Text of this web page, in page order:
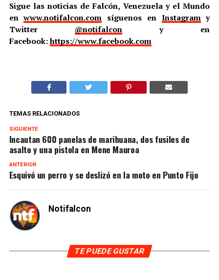
Sigue las noticias de Falcón, Venezuela y el Mundo
enwww.notifalcon.com síguenos en Instagramy
Twitter @notifalcony en
Facebook:https://www.facebook.com
TEMAS RELACIONADOS
SIGUIENTE
Incautan 600 panelas de marihuana, dos fusiles de
asalto y una pistola en Mene Mauroa
ANTERIOR
Esquivó un perro y se deslizó en la moto en Punto Fijo
Notifalcon
TE PUEDE GUSTAR